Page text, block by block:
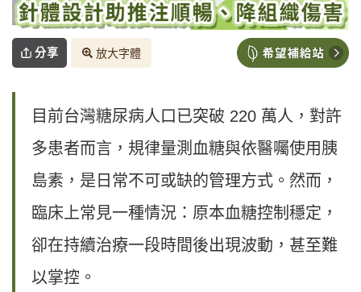
分享 放大字體
目前台灣糖尿病人口已突破 220 萬人，對許
多患者而言，規律量測血糖與依醫囑使用胰
島素，是日常不可或缺的管理方式。然而，
臨床上常見一種情況：原本血糖控制穩定，
卻在持續治療一段時間後出現波動，甚至難
以掌控。